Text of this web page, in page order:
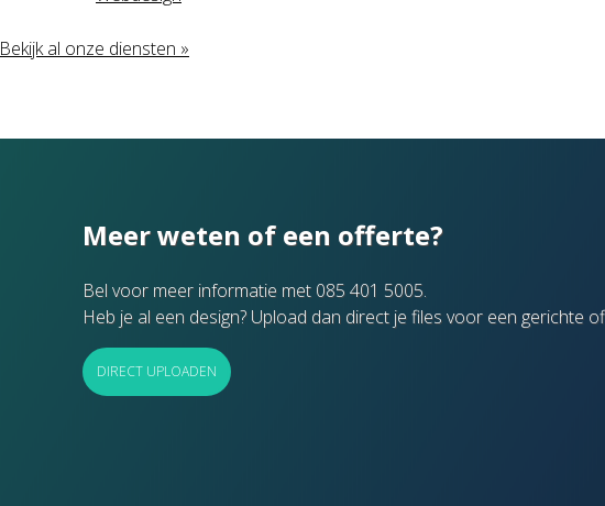
Bekijk al onze diensten »
Meer weten of een offerte?
Bel voor meer informatie met 085 401 5005.
Heb je al een design? Upload dan direct je files voor een gerichte
DIRECT UPLOADEN